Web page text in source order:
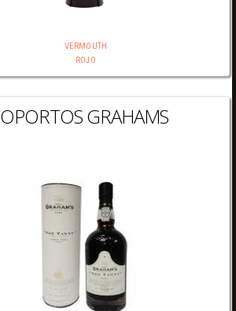
VERMOUTH
ROJO
OPORTOS GRAHAMS